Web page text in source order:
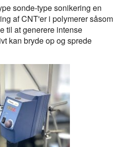
sonde-type sonikering en
af CNT'er i polymerer såsom
til at generere intense
kan bryde op og sprede